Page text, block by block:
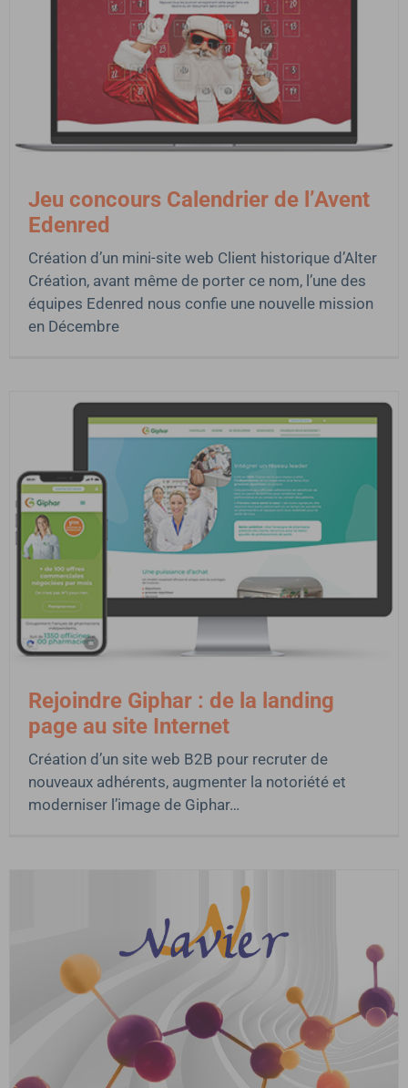
Jeu concours Calendrier de l’Avent
Edenred
Création d’un mini-site web Client historique d’Alter
Création, avant même de porter ce nom, l’une des
équipes Edenred nous confie une nouvelle mission
en Décembre
Rejoindre Giphar : de la landing
page au site Internet
Création d’un site web B2B pour recruter de
nouveaux adhérents, augmenter la notoriété et
moderniser l’image de Giphar…